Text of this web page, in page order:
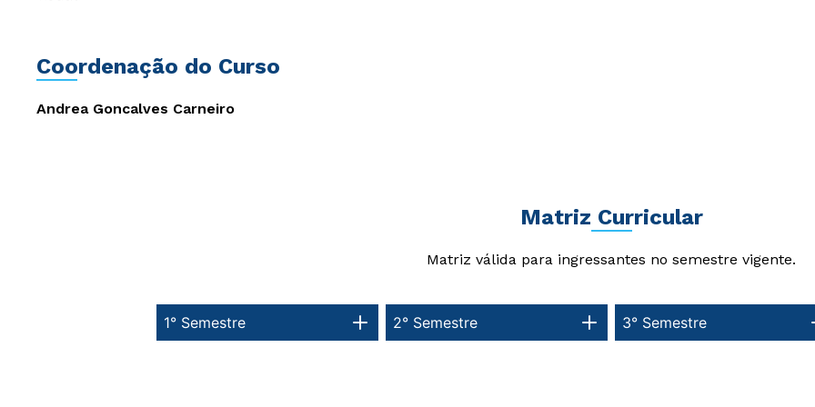
Coordenação do Curso
Andrea Goncalves Carneiro
Matriz Curricular
Matriz válida para ingressantes no semestre vigente.
1° Semestre 3° Semestre
2° Semestre